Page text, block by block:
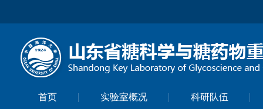
首页 实验室概况 科研队伍